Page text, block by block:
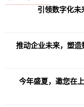
引领数字化未
推动企业未来，塑
今年盛夏，邀您在